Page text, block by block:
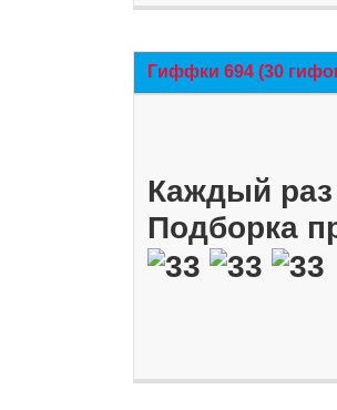
Гиффки 694 (30
Каждый
Подборка